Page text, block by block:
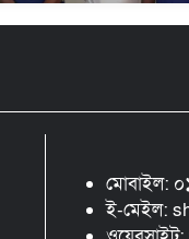
মোবাইল:
ই-মেইল: